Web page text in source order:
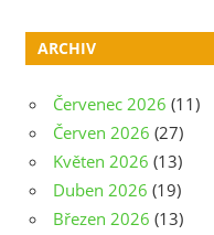
ARCHIV
Červenec 2026 (11)
Červen 2026 (27)
Květen 2026 (13)
Duben 2026 (19)
Březen 2026 (13)